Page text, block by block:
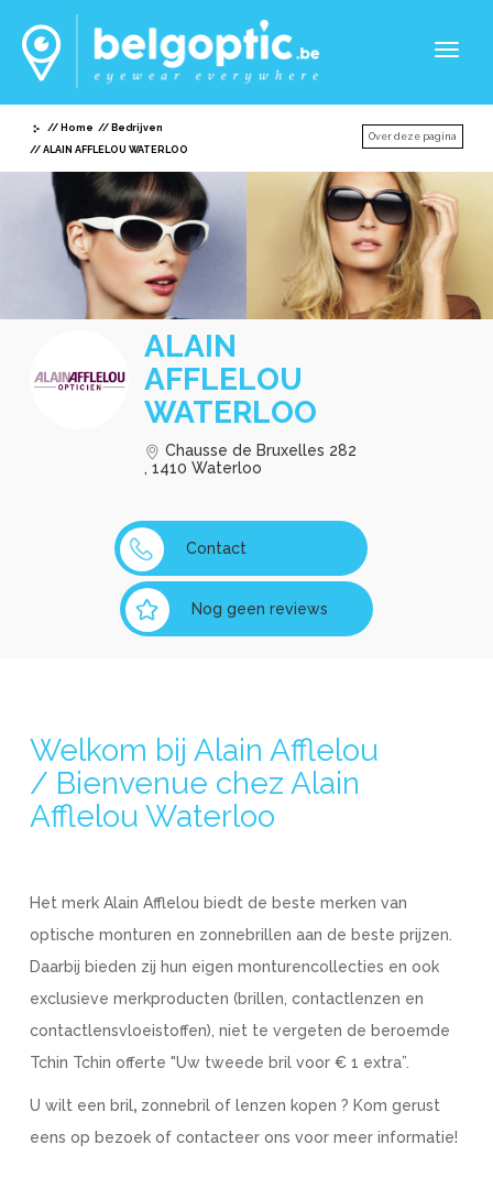
Home
Bedrijven
ALAIN AFFLELOU WATERLOO
Over deze pagina
ALAIN
AFFLELOU
WATERLOO
Chausse de Bruxelles 282
, 1410 Waterloo
Contact
Nog geen reviews
Welkom bij Alain Afflelou
/ Bienvenue chez Alain
Afflelou Waterloo
Het merk Alain Afflelou biedt de beste merken van
optische monturen en zonnebrillen aan de beste prijzen.
Daarbij bieden zij hun eigen monturencollecties en ook
exclusieve merkproducten (brillen, contactlenzen en
contactlensvloeistoffen), niet te vergeten de beroemde
Tchin Tchin offerte "Uw tweede bril voor € 1 extra”.
U wilt een bril, zonnebril of lenzen kopen ? Kom gerust
eens op bezoek of contacteer ons voor meer informatie!